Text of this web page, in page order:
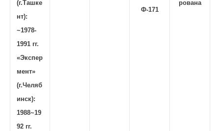
(г.Ташке
нт):
~1978-
1991 гг.
«Экспер
мент»
(г.Челяб
инск):
1988~19
92 гг.
Ф-171
рована